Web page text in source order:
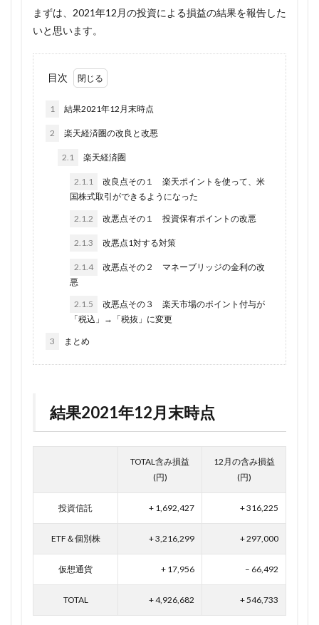
まずは、2021年12月の投資による損益の結果を報告した
いと思います。
目次
1 結果2021年12月末時点
2 楽天経済圏の改良と改悪
2.1 楽天経済圏
2.1.1
改良点その１ 楽天ポイントを使って、米
国株式取引ができるようになった
2.1.2 改悪点その１ 投資保有ポイントの改悪
2.1.3 改悪点1対する対策
2.1.4
改悪点その２ マネーブリッジの金利の改
悪
2.1.5
改悪点その３ 楽天市場のポイント付与が
「税込」→「税抜」に変更
3 まとめ
結果2021年12月末時点
TOTAL含み損益
(円)
12月の含み損益
(円)
投資信託 + 1,692,427 + 316,225
ETF＆個別株 + 3,216,299 + 297,000
仮想通貨 + 17,956 – 66,492
TOTAL + 4,926,682 + 546,733